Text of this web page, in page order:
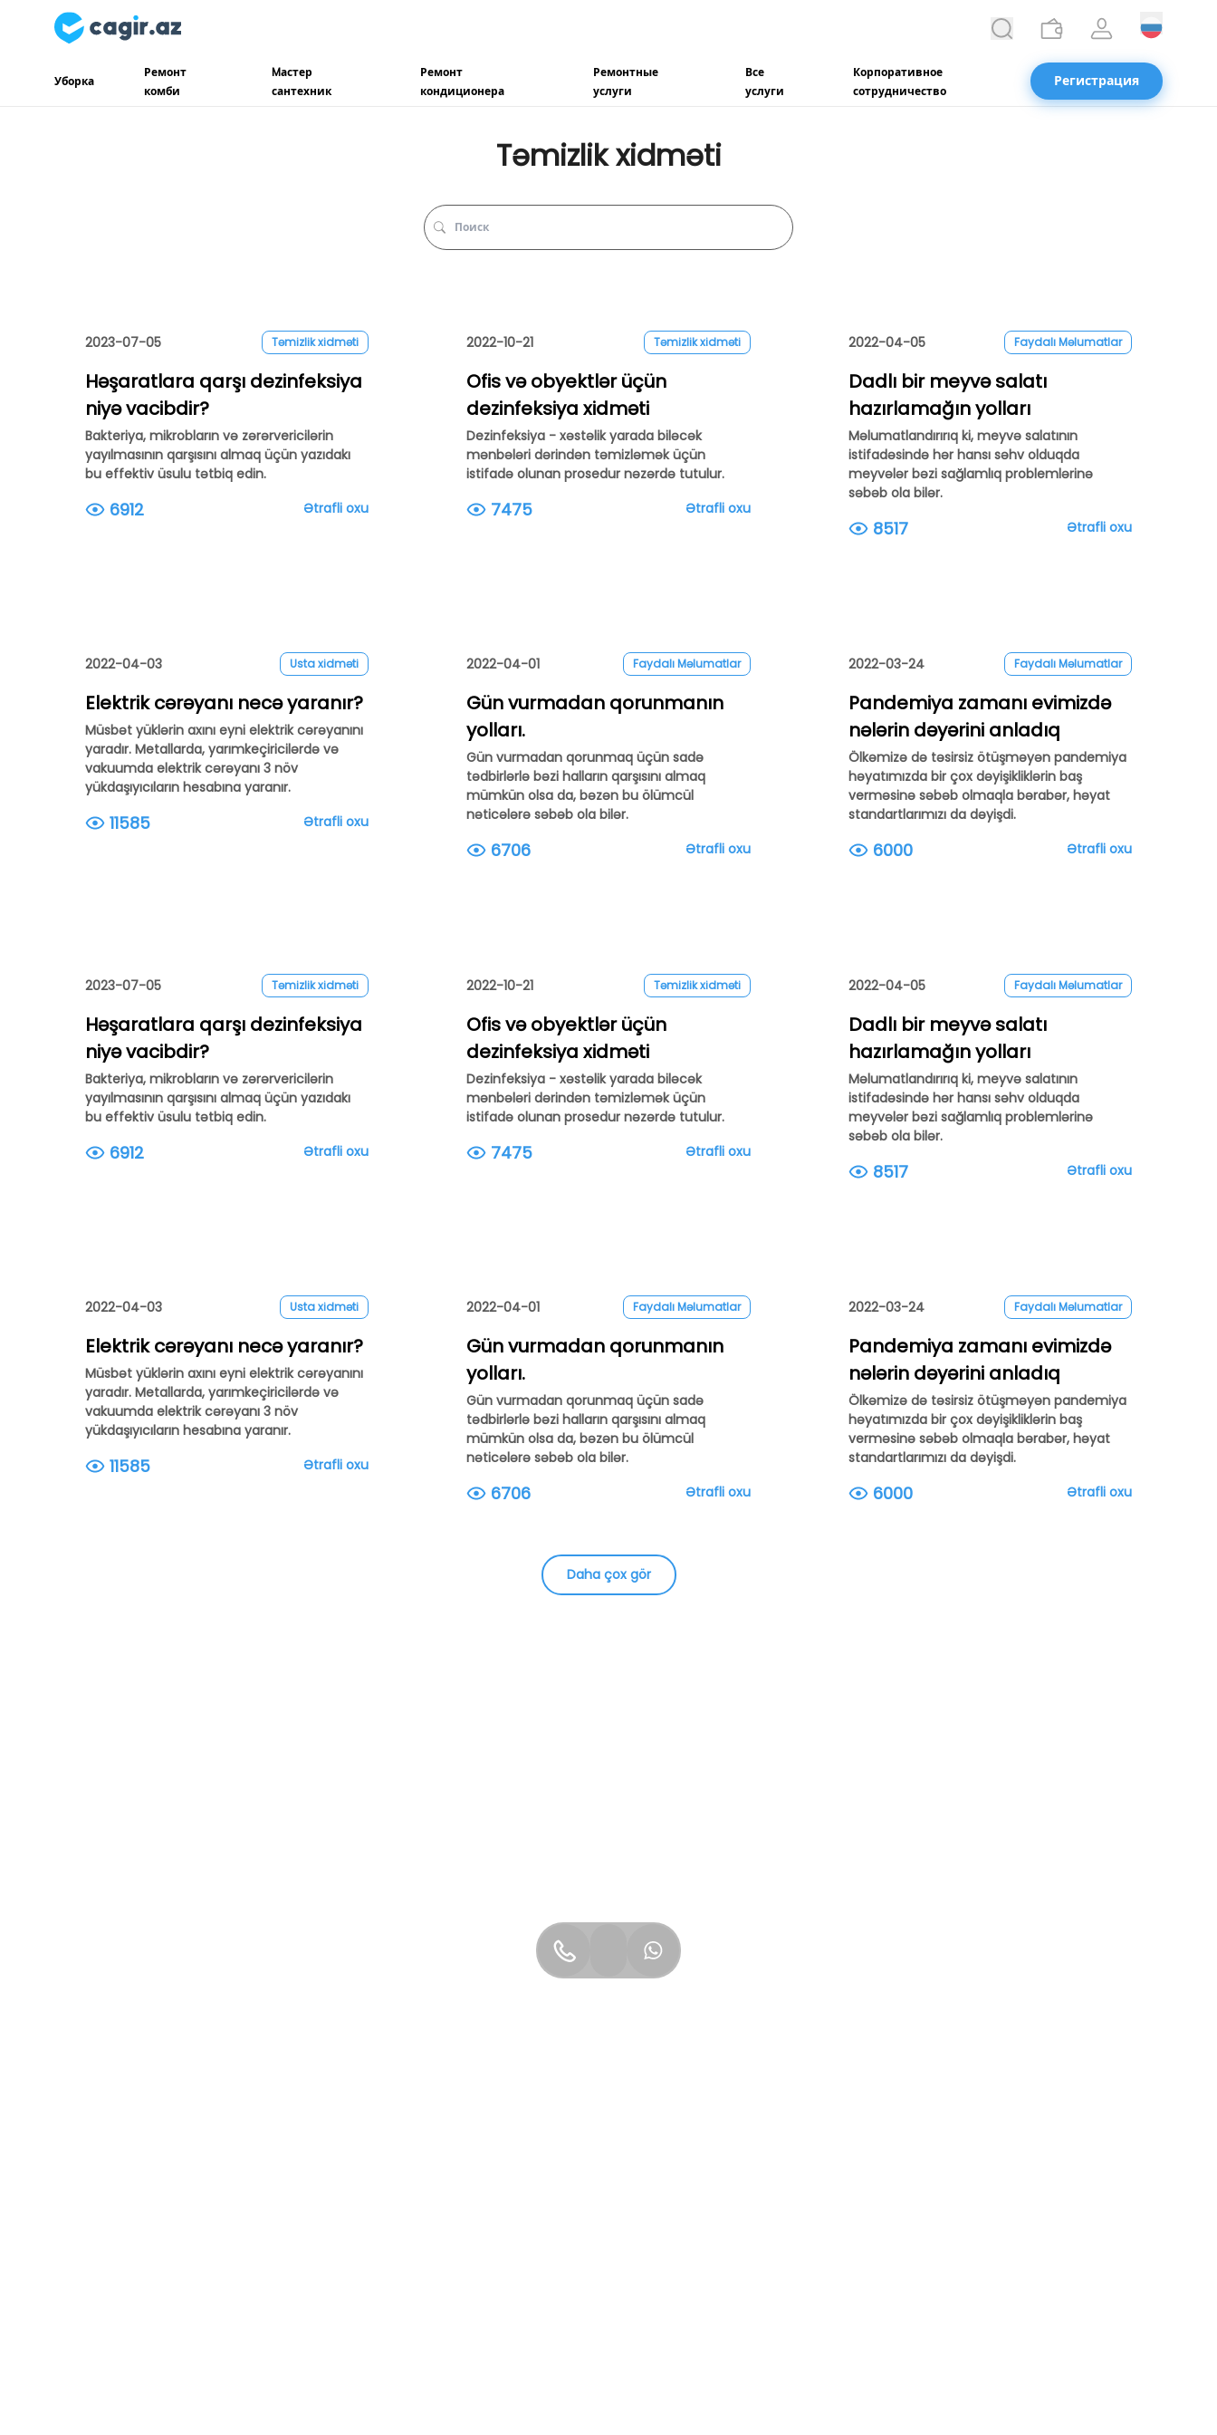
Уборка
Ремонт
комби
Mастер
сантехник
Ремонт
кондиционера
Ремонтные
услуги
Все
услуги
Корпоративное
сотрудничество
Регистрация
Təmizlik xidməti
2023-07-05 Təmizlik xidməti
Həşaratlara qarşı dezinfeksiya
niyə vacibdir?
Bakteriya, mikrobların və zərərvericilərin
yayılmasının qarşısını almaq üçün yazıdakı
bu effektiv üsulu tətbiq edin.
6912 Ətrafli oxu
2022-10-21 Təmizlik xidməti
Ofis və obyektlər üçün
dezinfeksiya xidməti
Dezinfeksiya - xəstəlik yarada biləcək
mənbələri dərindən təmizləmək üçün
istifadə olunan prosedur nəzərdə tutulur.
7475 Ətrafli oxu
2022-04-05 Faydalı Məlumatlar
Dadlı bir meyvə salatı
hazırlamağın yolları
Məlumatlandırırıq ki, meyvə salatının
istifadəsində hər hansı səhv olduqda
meyvələr bəzi sağlamlıq problemlərinə
səbəb ola bilər.
8517 Ətrafli oxu
2022-04-03 Usta xidməti
Elektrik cərəyanı necə yaranır?
Müsbət yüklərin axını eyni elektrik cərəyanını
yaradır. Metallarda, yarımkeçiricilərdə və
vakuumda elektrik cərəyanı 3 növ
yükdaşıyıcıların hesabına yaranır.
11585 Ətrafli oxu
2022-04-01 Faydalı Məlumatlar
Gün vurmadan qorunmanın
yolları.
Gün vurmadan qorunmaq üçün sadə
tədbirlərlə bəzi halların qarşısını almaq
mümkün olsa da, bəzən bu ölümcül
nəticələrə səbəb ola bilər.
6706 Ətrafli oxu
2022-03-24 Faydalı Məlumatlar
Pandemiya zamanı evimizdə
nələrin dəyərini anladıq
Ölkəmizə də təsirsiz ötüşməyən pandemiya
həyatımızda bir çox dəyişikliklərin baş
verməsinə səbəb olmaqla bərabər, həyat
standartlarımızı da dəyişdi.
6000 Ətrafli oxu
2023-07-05 Təmizlik xidməti
Həşaratlara qarşı dezinfeksiya
niyə vacibdir?
Bakteriya, mikrobların və zərərvericilərin
yayılmasının qarşısını almaq üçün yazıdakı
bu effektiv üsulu tətbiq edin.
6912 Ətrafli oxu
2022-10-21 Təmizlik xidməti
Ofis və obyektlər üçün
dezinfeksiya xidməti
Dezinfeksiya - xəstəlik yarada biləcək
mənbələri dərindən təmizləmək üçün
istifadə olunan prosedur nəzərdə tutulur.
7475 Ətrafli oxu
2022-04-05 Faydalı Məlumatlar
Dadlı bir meyvə salatı
hazırlamağın yolları
Məlumatlandırırıq ki, meyvə salatının
istifadəsində hər hansı səhv olduqda
meyvələr bəzi sağlamlıq problemlərinə
səbəb ola bilər.
8517 Ətrafli oxu
2022-04-03 Usta xidməti
Elektrik cərəyanı necə yaranır?
Müsbət yüklərin axını eyni elektrik cərəyanını
yaradır. Metallarda, yarımkeçiricilərdə və
vakuumda elektrik cərəyanı 3 növ
yükdaşıyıcıların hesabına yaranır.
11585 Ətrafli oxu
2022-04-01 Faydalı Məlumatlar
Gün vurmadan qorunmanın
yolları.
Gün vurmadan qorunmaq üçün sadə
tədbirlərlə bəzi halların qarşısını almaq
mümkün olsa da, bəzən bu ölümcül
nəticələrə səbəb ola bilər.
6706 Ətrafli oxu
2022-03-24 Faydalı Məlumatlar
Pandemiya zamanı evimizdə
nələrin dəyərini anladıq
Ölkəmizə də təsirsiz ötüşməyən pandemiya
həyatımızda bir çox dəyişikliklərin baş
verməsinə səbəb olmaqla bərabər, həyat
standartlarımızı da dəyişdi.
6000 Ətrafli oxu
Daha çox gör